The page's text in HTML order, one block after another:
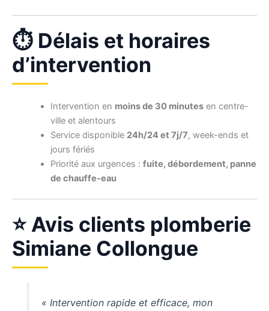
⏱️ Délais et horaires
d’intervention
Intervention en moins de 30 minutesen centre-
ville et alentours
Service disponible 24h/24 et 7j/7, week-ends et
jours fériés
Priorité aux urgences : fuite, débordement, panne
de chauffe-eau
⭐ Avis clients plomberie
Simiane Collongue
« Intervention rapide et efficace, mon